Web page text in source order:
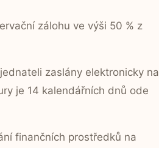
zálohu ve výši 50 % z
zaslány elektronicky na
je 14 kalendářních dnů ode
finančních prostředků na